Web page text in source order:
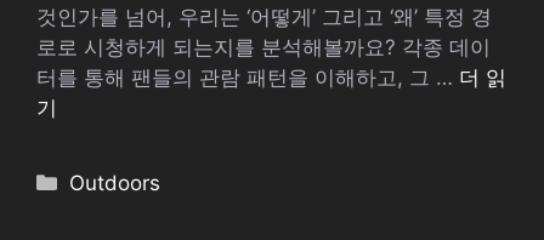
것인가를 넘어, 우리는 ‘어떻게’ 그리고 ‘왜’ 특정 경
로로 시청하게 되는지를 분석해볼까요? 각종 데이
터를 통해 팬들의 관람 패턴을 이해하고, 그 … 더 읽
기
카
Outdoors